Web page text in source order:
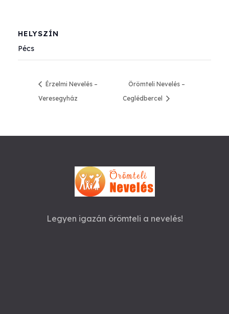
HELYSZÍN
Pécs
Érzelmi Nevelés –
Veresegyház
Örömteli Nevelés –
Ceglédbercel
Legyen igazán örömteli a nevelés!